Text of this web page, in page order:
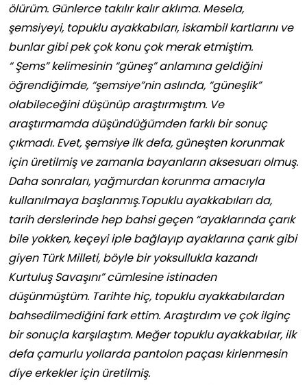
ölürüm. Günlerce takılır kalır aklıma. Mesela,
şemsiyeyi, topuklu ayakkabıları, iskambil kartlarını ve
bunlar gibi pek çok konu çok merak etmiştim.
“ Şems” kelimesinin “güneş” anlamına geldiğini
öğrendiğimde, “şemsiye”nin aslında, “güneşlik”
olabileceğini düşünüp araştırmıştım. Ve
araştırmamda düşündüğümden farklı bir sonuç
çıkmadı. Evet, şemsiye ilk defa, güneşten korunmak
için üretilmiş ve zamanla bayanların aksesuarı olmuş.
Daha sonraları, yağmurdan korunma amacıyla
kullanılmaya başlanmış.Topuklu ayakkabıları da,
tarih derslerinde hep bahsi geçen “ayaklarında çarık
bile yokken, keçeyi iple bağlayıp ayaklarına çarık gibi
giyen Türk Milleti, böyle bir yoksullukla kazandı
Kurtuluş Savaşını” cümlesine istinaden
düşünmüştüm. Tarihte hiç, topuklu ayakkabılardan
bahsedilmediğini fark ettim. Araştırdım ve çok ilginç
bir sonuçla karşılaştım. Meğer topuklu ayakkabılar, ilk
defa çamurlu yollarda pantolon paçası kirlenmesin
diye erkekler için üretilmiş.